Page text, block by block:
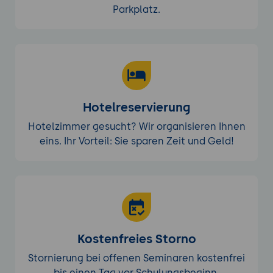
Effizienz und Qualität der Modelle.
Integration in Data Science-Workflows
Nutzung von Ludwig in Kombination mit
Pandas, NumPy und Scikit-Learn.
Automatisierung von
Modellierungsaufgaben: Nutzung von
Skripten und APIs.
Nutzung von Ludwig in Machine Learning-
Kombination von Ludwig mit
TensorFlow und PyTorch.
Implementierung von CI/CD-Pipelines:
Parkplatz.
Hotelreservierung
Hotelzimmer gesucht? Wir organisieren Ihnen
eins. Ihr Vorteil: Sie sparen Zeit und Geld!
Kostenfreies Storno
Stornierung bei offenen Seminaren kostenfrei